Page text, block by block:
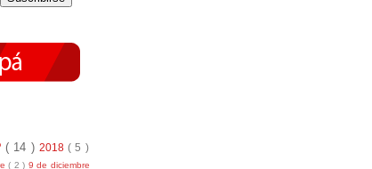
( 14 ) 2018( 5 )
( 2 ) 9 de diciembre